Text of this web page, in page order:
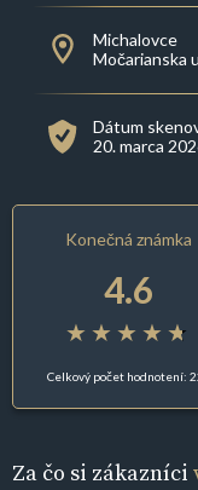
Michalovce
Močarianska
Dátum
20. marca
Konečná známka
4.6
Celkový počet hodnotení:
Za čo si zákazníci